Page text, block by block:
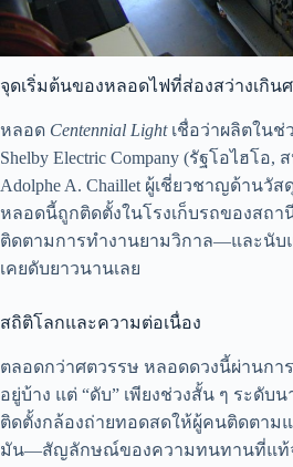
จุดเริ่มต้นของหลอดไฟที่ส่องสว่างเกิน
หลอด Centennial Lightเชื่อว่าผลิตในช่
Shelby Electric Company (รัฐโอไฮโอ
Adolphe A. Chaillet ผู้เชี่ยวชาญด้านวั
หลอดนี้ถูกติดตั้งในโรงเก็บรถของสถานี
ติดตามการทำงานยามวิกาล—และนั
เคยดับยาวนานเลย
สถิติโลกและความต่อเนื่อง
ตลอดกว่าศตวรรษ หลอดดวงนี้ผ่านกา
อยู่บ้าง แต่ “ดับ” เพียงช่วงสั้น ๆ ระดับ
ติดตั้งกล้องถ่ายทอดสดให้ผู้คนติดตาม
มัน—สัญลักษณ์ของความทนทานที่แท้